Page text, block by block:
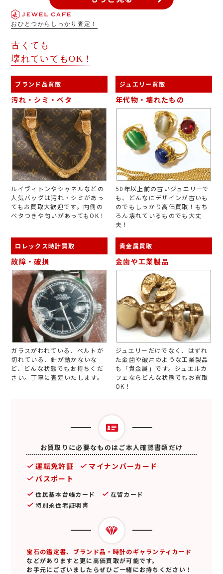
おひとつからしっかり査定！
古くても
壊れていてもOK！
ブランド品買取
汚れ・シミ・ベタ
ルイヴィトンやシャネルなどの
人気バッグは汚れ・シミがあっ
てもお買取大歓迎です。内側の
ベタつきや匂いがあってもOK！
ジュエリー買取
年代物・壊れたもの
50年以上前の古いジュエリーで
も、どんなにデザインが古いも
のでもしっかり高価買取！もち
ろん壊れているものでも大丈
夫！
ロレックス時計買取
故障・破損
ガラスがわれている、ベルトが
切れている、針が動かないな
ど、どんな状態でもお持ちくだ
さい。丁寧に査定いたします。
貴金属買取
金歯や工業製品
ジュエリーだけでなく、はずれ
た金歯や破片のような工業製品
も「貴金属」です。ジュエルカ
フェならどんな状態でもお買取
OK！
お買取りに必要なものはご本人確認書類だけ
運転免許証
マイナンバーカード
パスポート
住民基本台帳カード
在留カード
特別永住者証明書
宝石の鑑定書、ブランド品・時計のギャランティカード
などがありますと更に高価買取が可能です。
お手元にございましたらぜひご一緒にお持ちください！